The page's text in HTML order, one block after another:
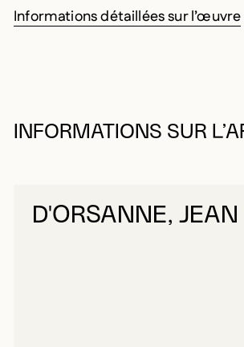
Informations détaillées sur l’œuvre
INFORMATIONS SUR
D'ORSANNE, JEAN